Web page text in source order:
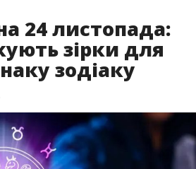
24 листопада:
зірки для
зодіаку